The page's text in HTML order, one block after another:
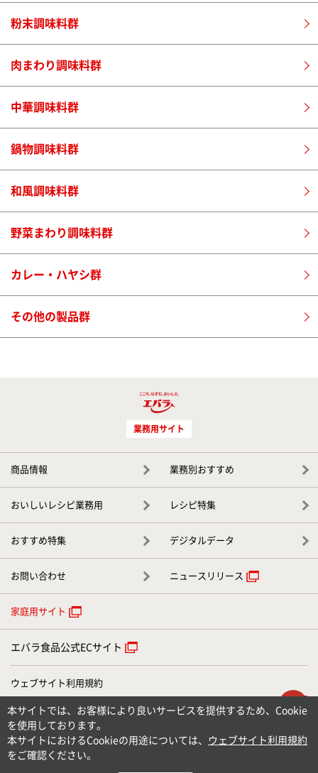
粉末調味料群
肉まわり調味料群
中華調味料群
鍋物調味料群
和風調味料群
野菜まわり調味料群
カレー・ハヤシ群
その他の製品群
業務用サイト
商品情報 業務別おすすめ
おいしいレシピ業務用 レシピ特集
おすすめ特集 デジタルデータ
お問い合わせ ニュースリリース
家庭用サイト
エバラ食品公式ECサイト
ウェブサイト利用規約
個人情報のお取り扱いについて
お問い合わせ
サイトマップ
本サイトでは、お客様により良いサービスを提供するため、Cookie
を使用しております。
本サイトにおけるCookieの用途については、
ウェブサイト利用規約
をご確認ください。